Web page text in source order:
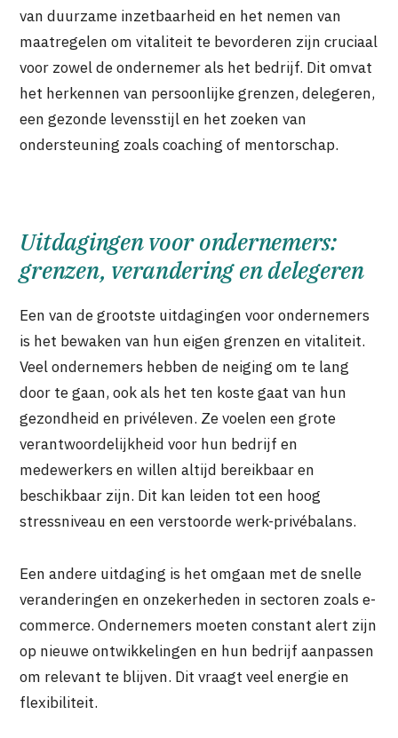
van duurzame inzetbaarheid en het nemen van
maatregelen om vitaliteit te bevorderen zijn cruciaal
voor zowel de ondernemer als het bedrijf. Dit omvat
het herkennen van persoonlijke grenzen, delegeren,
een gezonde levensstijl en het zoeken van
ondersteuning zoals coaching of mentorschap.
Uitdagingen voor ondernemers:
grenzen, verandering en delegeren
Een van de grootste uitdagingen voor ondernemers
is het bewaken van hun eigen grenzen en vitaliteit.
Veel ondernemers hebben de neiging om te lang
door te gaan, ook als het ten koste gaat van hun
gezondheid en privéleven. Ze voelen een grote
verantwoordelijkheid voor hun bedrijf en
medewerkers en willen altijd bereikbaar en
beschikbaar zijn. Dit kan leiden tot een hoog
stressniveau en een verstoorde werk-privébalans.
Een andere uitdaging is het omgaan met de snelle
veranderingen en onzekerheden in sectoren zoals e-
commerce. Ondernemers moeten constant alert zijn
op nieuwe ontwikkelingen en hun bedrijf aanpassen
om relevant te blijven. Dit vraagt veel energie en
flexibiliteit.